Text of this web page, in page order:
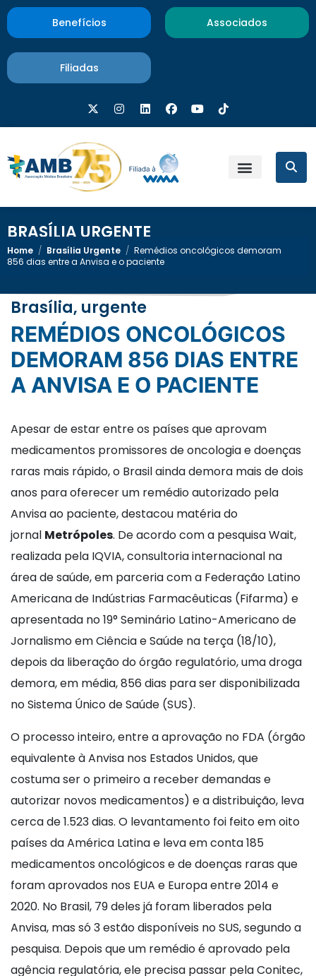
Benefícios Associados
Filiadas
BRASÍLIA URGENTE
Home / Brasília Urgente / Remédios oncológicos demoram
856 dias entre a Anvisa e o paciente
Brasília, urgente
REMÉDIOS ONCOLÓGICOS
DEMORAM 856 DIAS ENTRE
A ANVISA E O PACIENTE
Apesar de estar entre os países que aprovam
medicamentos promissores de oncologia e doenças
raras mais rápido, o Brasil ainda demora mais de dois
anos para oferecer um remédio autorizado pela
Anvisa ao paciente, destacou matéria do
jornal Metrópoles. De acordo com a pesquisa Wait,
realizada pela IQVIA, consultoria internacional na
área de saúde, em parceria com a Federação Latino
Americana de Indústrias Farmacêuticas (Fifarma) e
apresentada no 19° Seminário Latino-Americano de
Jornalismo em Ciência e Saúde na terça (18/10),
depois da liberação do órgão regulatório, uma droga
demora, em média, 856 dias para ser disponibilizada
no Sistema Único de Saúde (SUS).
O processo inteiro, entre a aprovação no FDA (órgão
equivalente à Anvisa nos Estados Unidos, que
costuma ser o primeiro a receber demandas e
autorizar novos medicamentos) e a distribuição, leva
cerca de 1.523 dias. O levantamento foi feito em oito
países da América Latina e leva em conta 185
medicamentos oncológicos e de doenças raras que
foram aprovados nos EUA e Europa entre 2014 e
2020. No Brasil, 79 deles já foram liberados pela
Anvisa, mas só 3 estão disponíveis no SUS, segundo a
pesquisa. Depois que um remédio é aprovado pela
agência regulatória, ele precisa passar pela Conitec,